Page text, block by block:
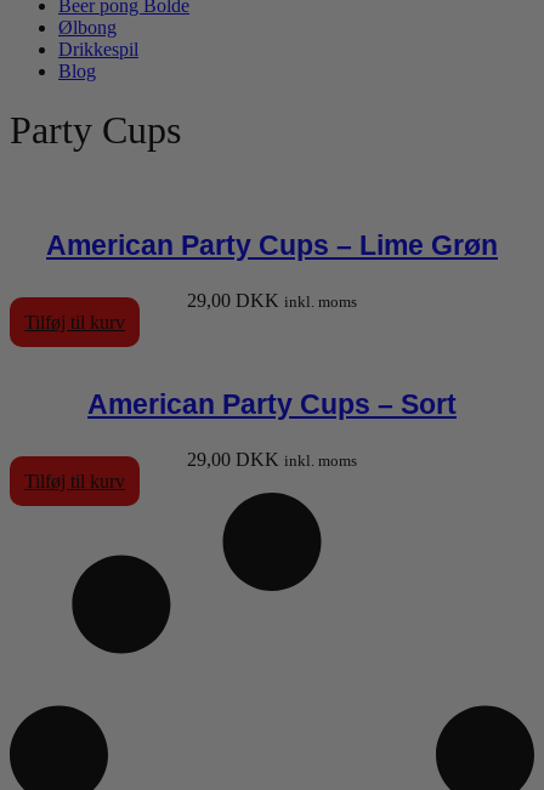
Beer pong Bolde
Ølbong
Drikkespil
Blog
Party Cups
American Party Cups – Lime Grøn
29,00 DKK inkl. moms
Tilføj til kurv
American Party Cups – Sort
29,00 DKK inkl. moms
Tilføj til kurv